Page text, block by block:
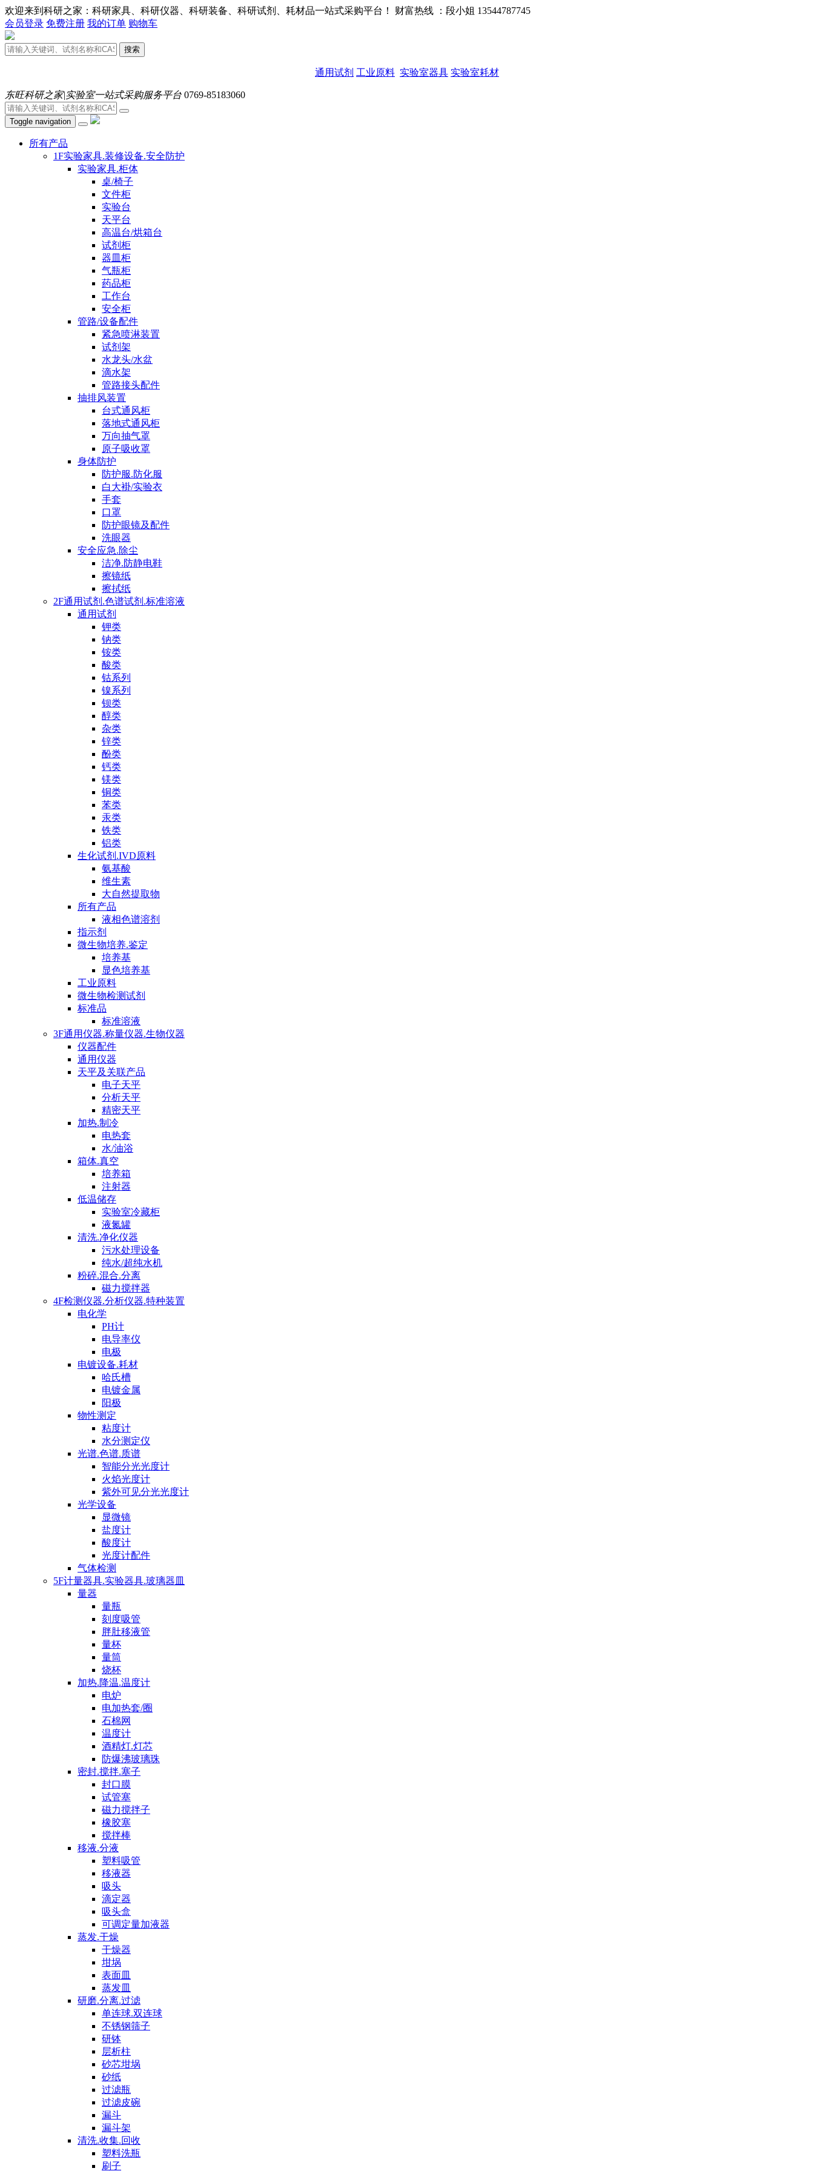
欢迎来到科研之家：科研家具、科研仪器、科研装备、科研试剂、耗材品一站式采购平台！ 财富热线 ：段小姐 13544787745
会员登录 免费注册 我的订单 购物车
搜索
通用试剂 工业原料 实验室器具 实验室耗材
东旺科研之家|实验室一站式采购服务平台 0769-85183060
Toggle navigation
所有产品
1F实验家具.装修设备.安全防护
实验家具.柜体
桌/椅子
文件柜
实验台
天平台
高温台/烘箱台
试剂柜
器皿柜
气瓶柜
药品柜
工作台
安全柜
管路/设备配件
紧急喷淋装置
试剂架
水龙头/水盆
滴水架
管路接头配件
抽排风装置
台式通风柜
落地式通风柜
万向抽气罩
原子吸收罩
身体防护
防护服.防化服
白大褂/实验衣
手套
口罩
防护眼镜及配件
洗眼器
安全应急.除尘
洁净.防静电鞋
擦镜纸
擦拭纸
2F通用试剂.色谱试剂.标准溶液
通用试剂
钾类
钠类
铵类
酸类
钴系列
镍系列
钡类
醇类
杂类
锌类
酚类
钙类
镁类
铜类
苯类
汞类
铁类
铝类
生化试剂.IVD原料
氨基酸
维生素
大自然提取物
所有产品
液相色谱溶剂
指示剂
微生物培养.鉴定
培养基
显色培养基
工业原料
微生物检测试剂
标准品
标准溶液
3F通用仪器.称量仪器.生物仪器
仪器配件
通用仪器
天平及关联产品
电子天平
分析天平
精密天平
加热.制冷
电热套
水/油浴
箱体.真空
培养箱
注射器
低温储存
实验室冷藏柜
液氮罐
清洗.净化仪器
污水处理设备
纯水/超纯水机
粉碎.混合.分离
磁力搅拌器
4F检测仪器.分析仪器.特种装置
电化学
PH计
电导率仪
电极
电镀设备.耗材
哈氏槽
电镀金属
阳极
物性测定
粘度计
水分测定仪
光谱.色谱.质谱
智能分光光度计
火焰光度计
紫外可见分光光度计
光学设备
显微镜
盐度计
酸度计
光度计配件
气体检测
5F计量器具.实验器具.玻璃器皿
量器
量瓶
刻度吸管
胖肚移液管
量杯
量筒
烧杯
加热.降温.温度计
电炉
电加热套/圈
石棉网
温度计
酒精灯.灯芯
防爆沸玻璃珠
密封.搅拌.塞子
封口膜
试管塞
磁力搅拌子
橡胶塞
搅拌棒
移液.分液
塑料吸管
移液器
吸头
滴定器
吸头盒
可调定量加液器
蒸发.干燥
干燥器
坩埚
表面皿
蒸发皿
研磨.分离.过滤
单连球.双连球
不锈钢筛子
研钵
层析柱
砂芯坩埚
砂纸
过滤瓶
过滤皮碗
漏斗
漏斗架
清洗.收集.回收
塑料洗瓶
刷子